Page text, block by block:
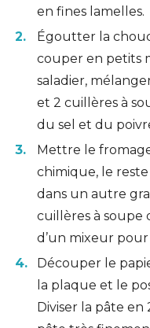
en fines lamelles.
Égoutter la
couper en petits
saladier,
et 2 cuillères à
du sel et du
Mettre le
chimique, le
dans un autre
cuillères à soupe
d’un mixeur
Découper le
la plaque et le
Diviser la pâte